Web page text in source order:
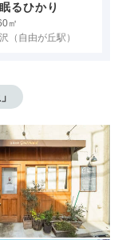
るひかり
㎡
（自由が丘駅）